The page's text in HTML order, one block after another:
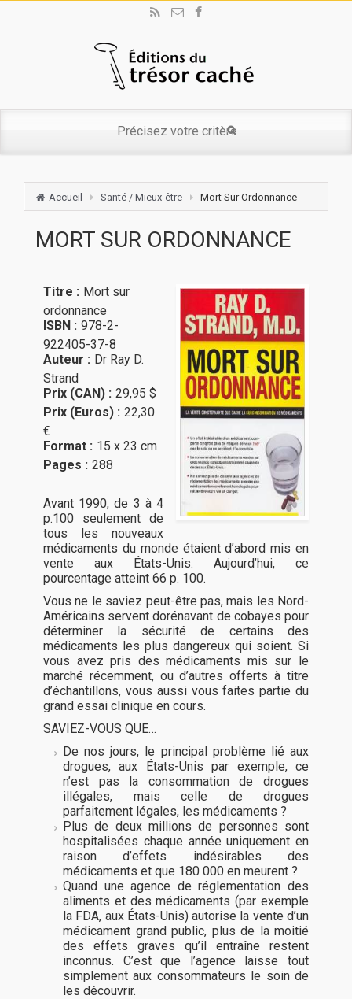
Accueil Santé / Mieux-être Mort Sur Ordonnance
MORT SUR ORDONNANCE
Titre : Mort sur
ordonnance
ISBN : 978-2-
922405-37-8
Auteur : Dr Ray D.
Strand
Prix (CAN) : 29,95 $
Prix (Euros) : 22,30
€
Format : 15 x 23 cm
Pages : 288
Avant 1990, de 3 à 4
p.100 seulement de
tous les nouveaux
médicaments du monde étaient d’abord mis en
vente aux États-Unis. Aujourd’hui, ce
pourcentage atteint 66 p. 100.
Vous ne le saviez peut-être pas, mais les Nord-
Américains servent dorénavant de cobayes pour
déterminer la sécurité de certains des
médicaments les plus dangereux qui soient. Si
vous avez pris des médicaments mis sur le
marché récemment, ou d’autres offerts à titre
d’échantillons, vous aussi vous faites partie du
grand essai clinique en cours.
SAVIEZ-VOUS QUE…
De nos jours, le principal problème lié aux
drogues, aux États-Unis par exemple, ce
n’est pas la consommation de drogues
illégales, mais celle de drogues
parfaitement légales, les médicaments ?
Plus de deux millions de personnes sont
hospitalisées chaque année uniquement en
raison d’effets indésirables des
médicaments et que 180 000 en meurent ?
Quand une agence de réglementation des
aliments et des médicaments (par exemple
la FDA, aux États-Unis) autorise la vente d’un
médicament grand public, plus de la moitié
des effets graves qu’il entraîne restent
inconnus. C’est que l’agence laisse tout
simplement aux consommateurs le soin de
les découvrir.